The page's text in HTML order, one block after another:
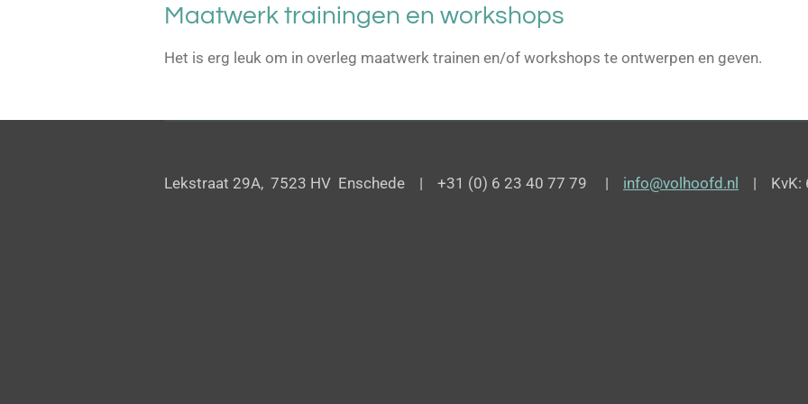
Maatwerk trainingen en workshops
Het is erg leuk om in overleg maatwerk trainen en/of workshops te ontwerpen en geven.
Lekstraat 29A, 7523 HV Enschede | +31 (0) 6 23 40 77 79 | info@volhoofd.nl | KvK: